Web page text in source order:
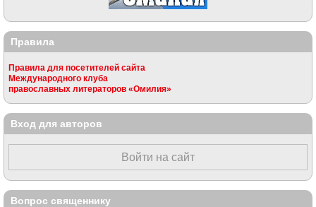
Правила
Правила для посетителей сайта
Международного клуба
православных литераторов «Омилия»
Вход для авторов
Войти на сайт
Вопрос священнику